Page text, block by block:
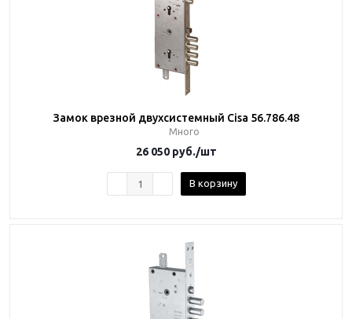
Замок врезной двухсистемный Cisa 56.786.48
Много
26 050 руб./шт
В корзину